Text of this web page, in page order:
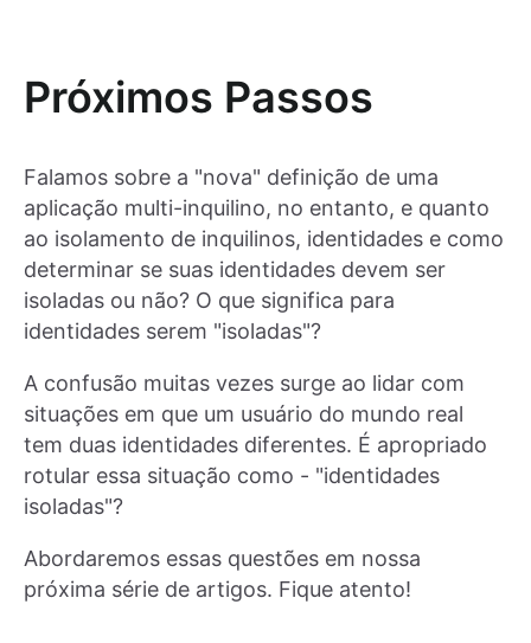
Próximos Passos
Falamos sobre a "nova" definição de uma
aplicação multi-inquilino, no entanto, e quanto
ao isolamento de inquilinos, identidades e como
determinar se suas identidades devem ser
isoladas ou não? O que significa para
identidades serem "isoladas"?
A confusão muitas vezes surge ao lidar com
situações em que um usuário do mundo real
tem duas identidades diferentes. É apropriado
rotular essa situação como - "identidades
isoladas"?
Abordaremos essas questões em nossa
próxima série de artigos. Fique atento!